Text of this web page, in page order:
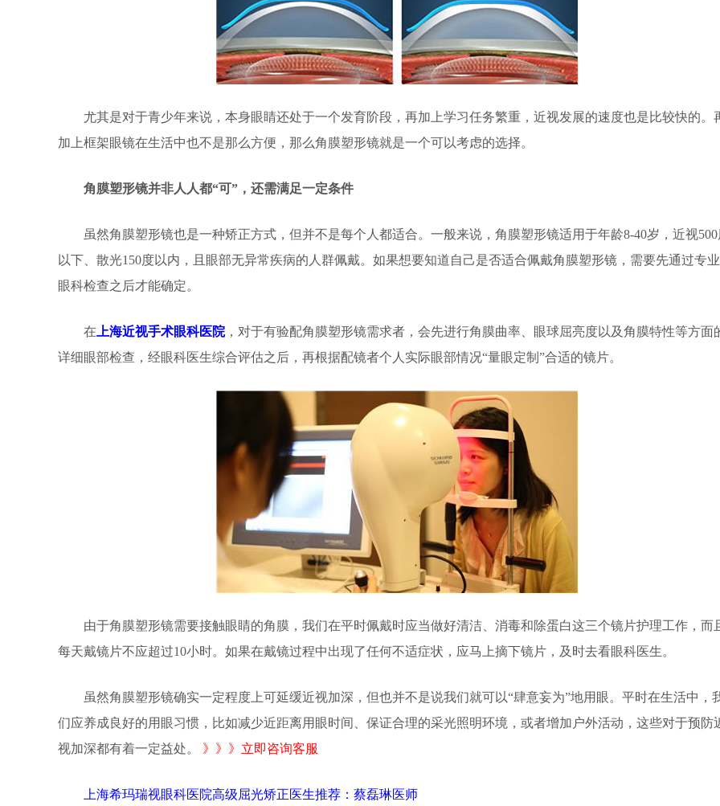
尤其是对于青少年来说，本身眼睛还处于一个发育阶段，再加上学习任务繁重，近视发展的速度也是比较快的。
加上框架眼镜在生活中也不是那么方便，那么角膜塑形镜就是一个可以考虑的选择。
角膜塑形镜并非人人都“可”，还需满足一定条件
虽然角膜塑形镜也是一种矫正方式，但并不是每个人都适合。一般来说，角膜塑形镜适用于年龄8-40岁，近视500
以下、散光150度以内，且眼部无异常疾病的人群佩戴。如果想要知道自己是否适合佩戴角膜塑形镜，需要先通过专
眼科检查之后才能确定。
在 上海近视手术眼科医院，对于有验配角膜塑形镜需求者，会先进行角膜曲率、眼球屈亮度以及角膜特性等方面
详细眼部检查，经眼科医生综合评估之后，再根据配镜者个人实际眼部情况“量眼定制”合适的镜片。
由于角膜塑形镜需要接触眼睛的角膜，我们在平时佩戴时应当做好清洁、消毒和除蛋白这三个镜片护理工作，而
每天戴镜片不应超过10小时。如果在戴镜过程中出现了任何不适症状，应马上摘下镜片，及时去看眼科医生。
虽然角膜塑形镜确实一定程度上可延缓近视加深，但也并不是说我们就可以“肆意妄为”地用眼。平时在生活中，
们应养成良好的用眼习惯，比如减少近距离用眼时间、保证合理的采光照明环境，或者增加户外活动，这些对于预防
视加深都有着一定益处。 》》》立即咨询客服
上海希玛瑞视眼科医院高级屈光矫正医生推荐：蔡磊琳医师